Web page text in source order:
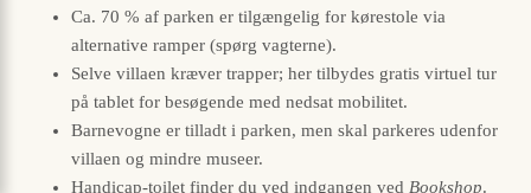
Ca. 70 % af parken er tilgængelig for kørestole via
alternative ramper (spørg vagterne).
Selve villaen kræver trapper; her tilbydes gratis virtuel tur
på tablet for besøgende med nedsat mobilitet.
Barnevogne er tilladt i parken, men skal parkeres udenfor
villaen og mindre museer.
Handicap-toilet finder du ved indgangen ved Bookshop.